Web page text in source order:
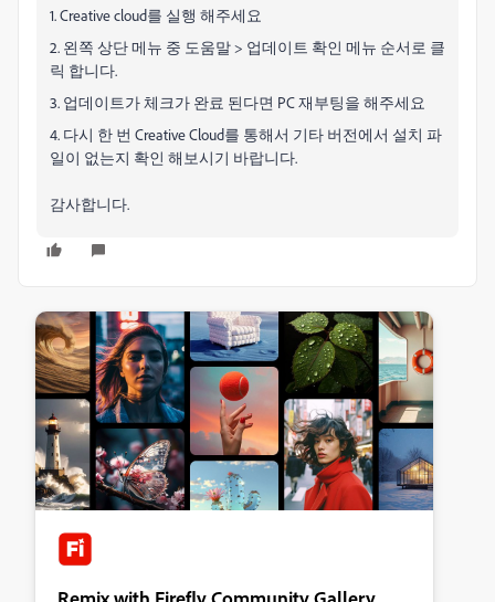
1. Creative cloud를 실행 해주세요
2. 왼쪽 상단 메뉴 중 도움말 > 업데이트 확인 메뉴 순서로 클
릭 합니다.
3. 업데이트가 체크가 완료 된다면 PC 재부팅을 해주세요
4. 다시 한 번 Creative Cloud를 통해서 기타 버전에서 설치 파
일이 없는지 확인 해보시기 바랍니다.
감사합니다.